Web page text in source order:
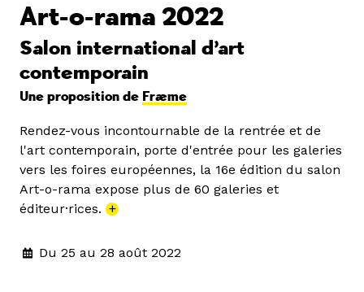
Art-o-rama 2022
Salon international d’art
contemporain
Une proposition de Fræme
Rendez-vous incontournable de la rentrée et de
l'art contemporain, porte d'entrée pour les galeries
vers les foires européennes, la 16e édition du salon
Art-o-rama expose plus de 60 galeries et
éditeur·rices. +
Du 25 au 28 août 2022